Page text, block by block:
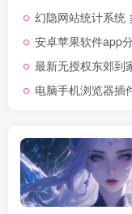
幻隐网站统计系统
安卓苹果软件app
最新无授权东郊到
电脑手机浏览器插